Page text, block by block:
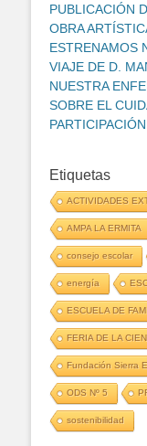
PUBLICACIÓN
OBRA
ESTRENAMOS
VIAJE DE D.
NUESTRA
SOBRE EL
Etiquetas
ACTIVIDADES
AMPA LA ERMITA
consejo escolar
energía
ESCUELA DE
FERIA DE LA
Fundación Sierra
ODS Nº 5
sostenibilidad